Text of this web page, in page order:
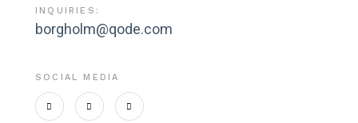
INQUIRIES:
borgholm@qode.com
SOCIAL MEDIA